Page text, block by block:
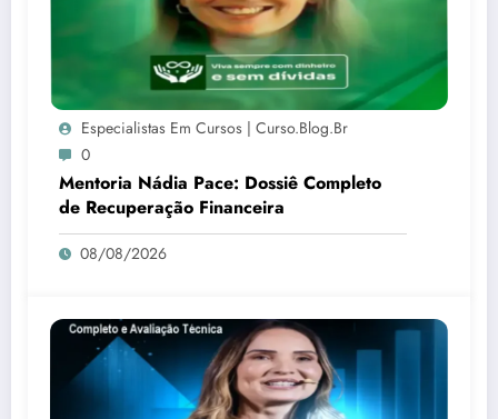
Especialistas Em Cursos | Curso.blog.br
0
Mentoria Nádia Pace: Dossiê Completo
de Recuperação Financeira
08/08/2026